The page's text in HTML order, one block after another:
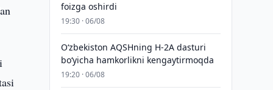
foizga oshirdi
19:30 · 06/08
O‘zbekiston AQSHning H-2A dasturi
bo‘yicha hamkorlikni kengaytirmoqda
19:20 · 06/08